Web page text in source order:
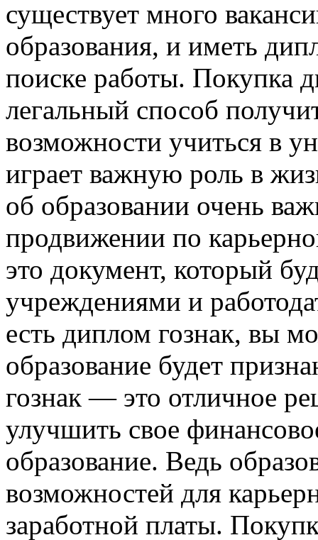
существует много
образования, и иметь
поиске работы. Покупка
легальный способ
возможности учиться в
играет важную роль в
об образовании очень
продвижении по
это документ, который
учреждениями и
есть диплом гознак, вы
образование будет
гознак — это отличное
улучшить свое
образование. Ведь
возможностей для
заработной платы.